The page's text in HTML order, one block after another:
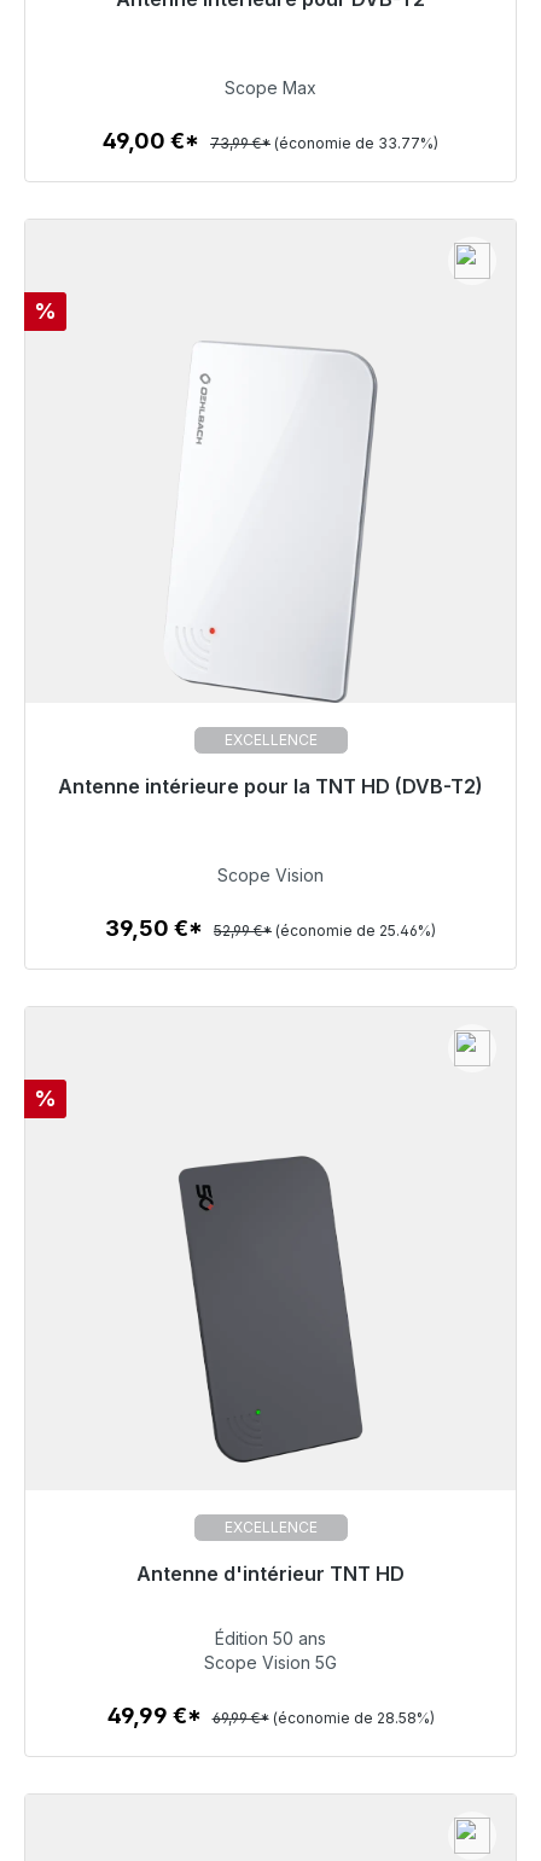
Prêt à être expédié, délai de livraison 48h*
Détails
Scope Max
49,00 €* 73,99 €* (économie de 33.77%)
Réduction
%
EXCELLENCE
Antenne intérieure pour la TNT HD (DVB-T2)
Prêt à être expédié, délai de livraison 48h*
Détails
Scope Vision
39,50 €* 52,99 €* (économie de 25.46%)
Réduction
%
EXCELLENCE
Antenne d'intérieur TNT HD
Prêt à être expédié, délai de livraison 48h*
49,99 €
Détails
Édition 50 ans
Scope Vision 5G
49,99 €* 69,99 €* (économie de 28.58%)